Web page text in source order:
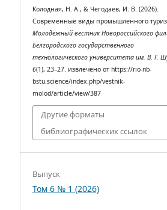
Колодная, Н. А., & Чегодаев, И. В. (2026).
Современные виды промышленного
Молодёжный вестник Новороссийского
Белгородского государственного
технологического университета им. В. Г.
6(1), 23–27. извлечено от https://rio-nb-
bstu.science/index.php/vestnik-
molod/article/view/387
Другие форматы
библиографических ссылок
Выпуск
Том 6 № 1 (2026)